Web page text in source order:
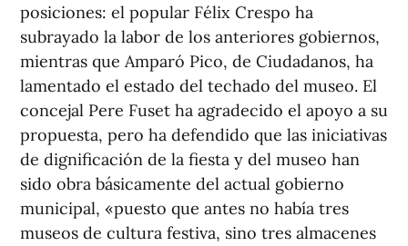
posiciones: el popular Félix Crespo ha
subrayado la labor de los anteriores gobiernos,
mientras que Amparó Pico, de Ciudadanos, ha
lamentado el estado del techado del museo. El
concejal Pere Fuset ha agradecido el apoyo a su
propuesta, pero ha defendido que las iniciativas
de dignificación de la fiesta y del museo han
sido obra básicamente del actual gobierno
municipal, «puesto que antes no había tres
museos de cultura festiva, sino tres almacenes